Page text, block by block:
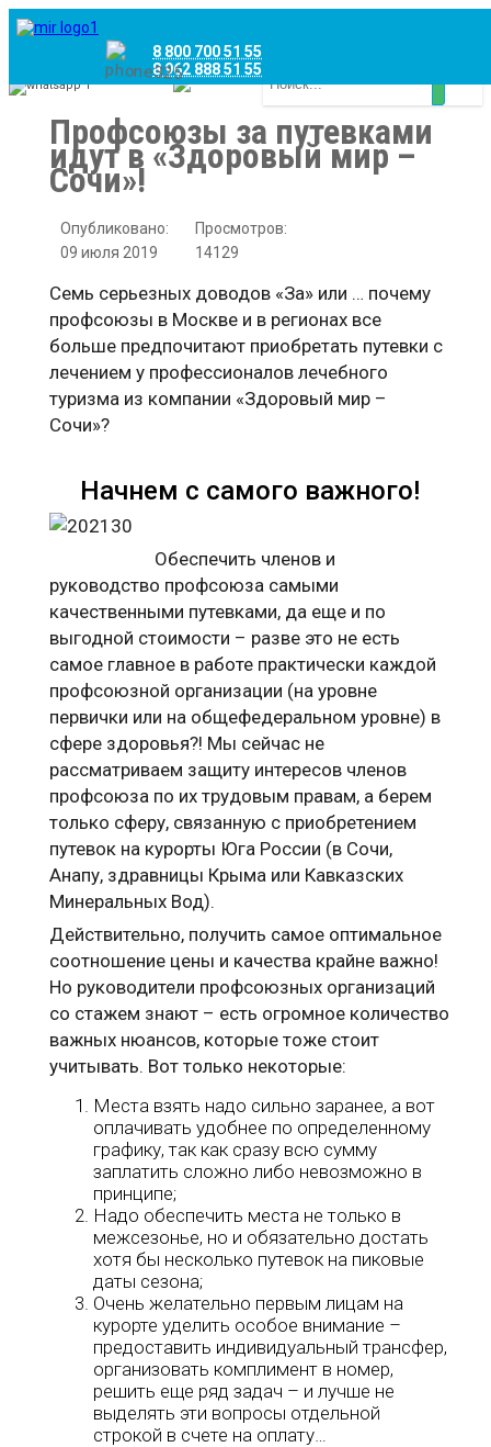
8 800 700 51 55
8 962 888 51 55
Whatsapp
Viber
Профсоюзы за путевками
идут в «Здоровый мир –
Сочи»!
Опубликовано:
09 июля 2019
Просмотров:
14129
Семь серьезных доводов «За» или … почему
профсоюзы в Москве и в регионах все
больше предпочитают приобретать путевки с
лечением у профессионалов лечебного
туризма из компании «Здоровый мир –
Сочи»?
Начнем с самого важного!
Обеспечить членов и
руководство профсоюза самыми
качественными путевками, да еще и по
выгодной стоимости – разве это не есть
самое главное в работе практически каждой
профсоюзной организации (на уровне
первички или на общефедеральном уровне) в
сфере здоровья?! Мы сейчас не
рассматриваем защиту интересов членов
профсоюза по их трудовым правам, а берем
только сферу, связанную с приобретением
путевок на курорты Юга России (в Сочи,
Анапу, здравницы Крыма или Кавказских
Минеральных Вод).
Действительно, получить самое оптимальное
соотношение цены и качества крайне важно!
Но руководители профсоюзных организаций
со стажем знают – есть огромное количество
важных нюансов, которые тоже стоит
учитывать. Вот только некоторые:
Места взять надо сильно заранее, а вот
оплачивать удобнее по определенному
графику, так как сразу всю сумму
заплатить сложно либо невозможно в
принципе;
Надо обеспечить места не только в
межсезонье, но и обязательно достать
хотя бы несколько путевок на пиковые
даты сезона;
Очень желательно первым лицам на
курорте уделить особое внимание –
предоставить индивидуальный трансфер,
организовать комплимент в номер,
решить еще ряд задач – и лучше не
выделять эти вопросы отдельной
строкой в счете на оплату…